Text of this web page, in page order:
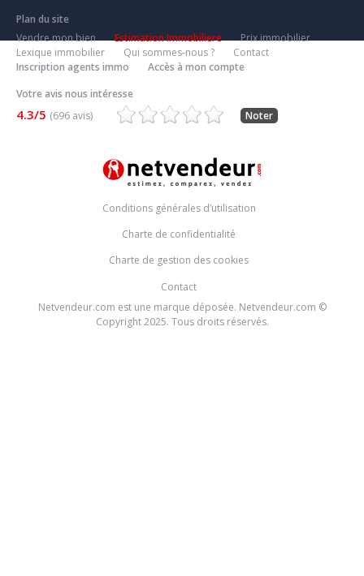
Plan du site
Vendre mon bien
Estimation Immobiliere
Prix immobilier
Lexique immobilier
Qui sommes-nous ?
Contact
Inscription agents immo
Accès à mon compte
Votre avis nous intéresse
4.3/5 (696 avis) Noter
Conditions générales d’utilisation
Charte de confidentialité
Charte de gestion des cookies
Contact
Netvendeur.com est une marque déposée. Netvendeur.com ©
Copyright 2025. Tous droits réservés.